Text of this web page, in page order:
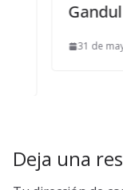
Gandul
31 de mayo de
Deja una